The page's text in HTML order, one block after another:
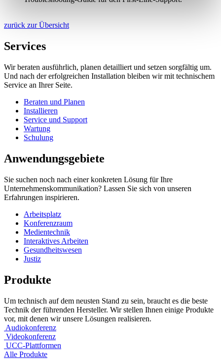
zurück zur Übersicht
Services
Wir beraten ausführlich, planen detailliert und setzen sorgfältig um.
Und nach der erfolgreichen Installation bleiben wir mit technischem
Service an Ihrer Seite.
Beraten und Planen
Installieren
Service und Support
Wartung
Schulung
Anwendungsgebiete
Sie suchen noch nach einer konkreten Lösung für Ihre
Unternehmenskommunikation? Lassen Sie sich von unseren
Erfahrungen inspirieren.
Arbeitsplatz
Konferenzraum
Medientechnik
Interaktives Arbeiten
Gesundheitswesen
Justiz
Produkte
Um technisch auf dem neusten Stand zu sein, braucht es die beste
Technik der führenden Hersteller. Wir stellen Ihnen einige Produkte
vor, mit denen wir unsere Lösungen realisieren.
Audiokonferenz
Videokonferenz
UCC-Plattformen
Alle Produkte